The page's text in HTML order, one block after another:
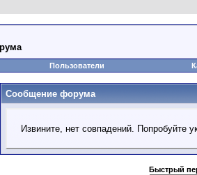
Пользователи
Сообщение форума
Извините, нет совпадений. Попробуйте
Быстрый